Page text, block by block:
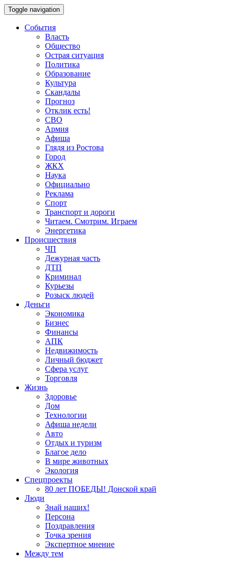
Toggle navigation
События
Власть
Общество
Острая ситуация
Политика
Образование
Культура
Скандалы
Прогноз
Отклик есть!
СВО
Армия
Афиша
Глядя из Ростова
Город
ЖКХ
Наука
Официально
Реклама
Спорт
Транспорт и дороги
Читаем. Смотрим. Играем
Энергетика
Происшествия
ЧП
Дежурная часть
ДТП
Криминал
Курьезы
Розыск людей
Деньги
Экономика
Бизнес
Финансы
АПК
Недвижимость
Личный бюджет
Сфера услуг
Торговля
Жизнь
Здоровье
Дом
Технологии
Афиша недели
Авто
Отдых и туризм
Благое дело
В мире животных
Экология
Спецпроекты
80 лет ПОБЕДЫ! Донской край
Люди
Знай наших!
Персона
Поздравления
Точка зрения
Экспертное мнение
Между тем